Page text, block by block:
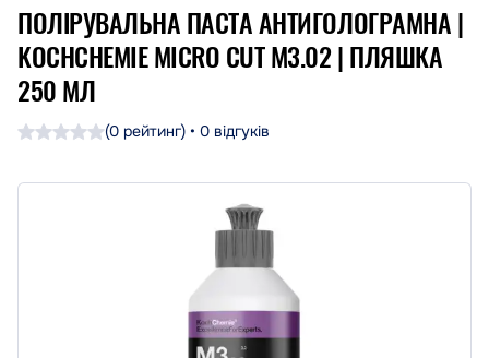
ПОЛІРУВАЛЬНА ПАСТА АНТИГОЛОГРАМНА |
KOCHCHEMIE MICRO CUT M3.02 | ПЛЯШКА
250 МЛ
(0 рейтинг) • 0 відгуків